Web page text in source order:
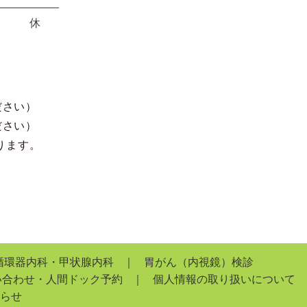
休
い）
い）
す。
環器内科・甲状腺内科
胃がん（内視鏡）検診
わせ・人間ドック予約
個人情報の取り扱いについて
せ